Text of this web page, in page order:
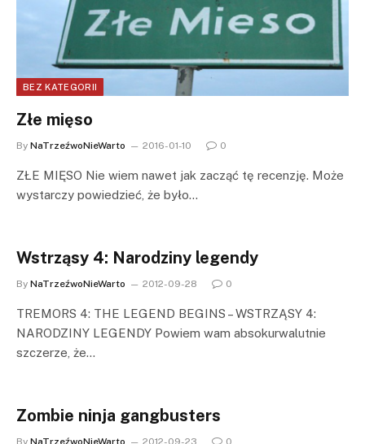
BEZ KATEGORII
Złe mięso
By NaTrzeźwoNieWarto 2016-01-10 0
ZŁE MIĘSO Nie wiem nawet jak zacząć tę recenzję. Może
wystarczy powiedzieć, że było…
Wstrząsy 4: Narodziny legendy
By NaTrzeźwoNieWarto 2012-09-28 0
TREMORS 4: THE LEGEND BEGINS – WSTRZĄSY 4:
NARODZINY LEGENDY Powiem wam absokurwalutnie
szczerze, że…
Zombie ninja gangbusters
By NaTrzeźwoNieWarto 2012-09-23 0